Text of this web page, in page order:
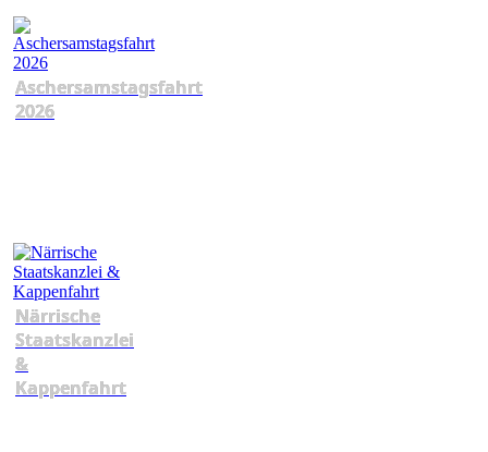
Aschersamstagsfahrt
2026
Närrische
Staatskanzlei
&
Kappenfahrt